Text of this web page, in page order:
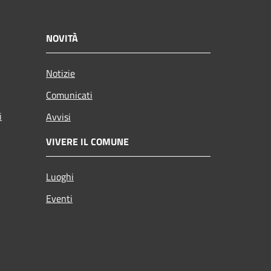
NOVITÀ
Notizie
Comunicati
Avvisi
VIVERE IL COMUNE
Luoghi
Eventi